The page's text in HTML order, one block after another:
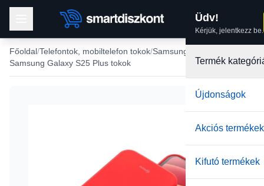
Üdv!
Kérjük, jelentkezz be.
Termék
Újdonságok
Akciós termékek
Kifutó termékek
Főoldal Telefontok, mobiltelefon tokok Samsung tokok
Samsung Galaxy S25 Plus tokok